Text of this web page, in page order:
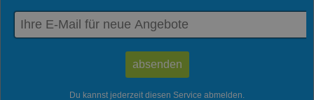
Du kannst jederzeit diesen Service abmelden.